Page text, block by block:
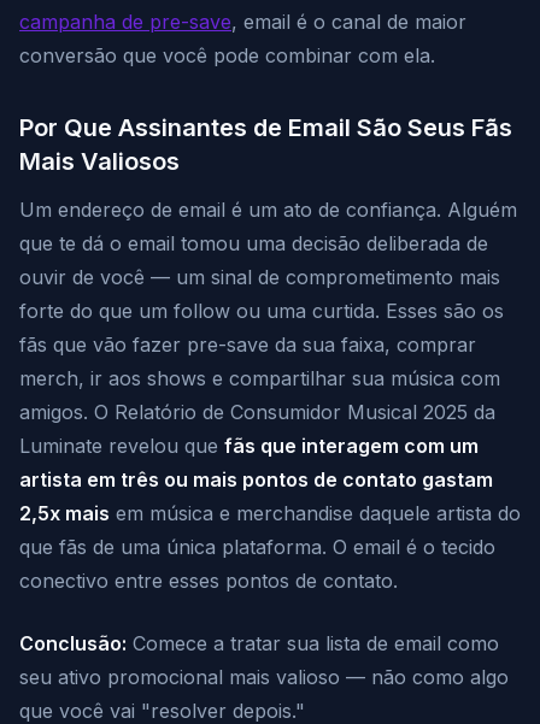
campanha de pre-save, email é o canal de maior
conversão que você pode combinar com ela.
Por Que Assinantes de Email São Seus Fãs
Mais Valiosos
Um endereço de email é um ato de confiança. Alguém
que te dá o email tomou uma decisão deliberada de
ouvir de você — um sinal de comprometimento mais
forte do que um follow ou uma curtida. Esses são os
fãs que vão fazer pre-save da sua faixa, comprar
merch, ir aos shows e compartilhar sua música com
amigos. O Relatório de Consumidor Musical 2025 da
Luminate revelou que fãs que interagem com um
artista em três ou mais pontos de contato gastam
2,5x mais em música e merchandise daquele artista do
que fãs de uma única plataforma. O email é o tecido
conectivo entre esses pontos de contato.
Conclusão: Comece a tratar sua lista de email como
seu ativo promocional mais valioso — não como algo
que você vai "resolver depois."